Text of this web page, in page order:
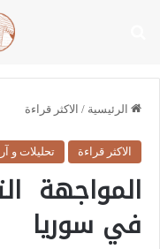
الرئيسية / الاكثر قراءة
الاكثر قراءة تحليلات و
المواجهة
في سوريا